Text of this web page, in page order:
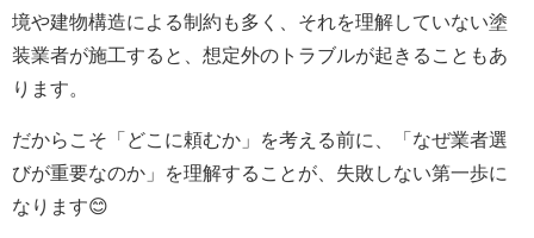
境や建物構造による制約も多く、それを理解していない塗
装業者が施工すると、想定外のトラブルが起きることもあ
ります。
だからこそ「どこに頼むか」を考える前に、「なぜ業者選
びが重要なのか」を理解することが、失敗しない第一歩に
なります😊